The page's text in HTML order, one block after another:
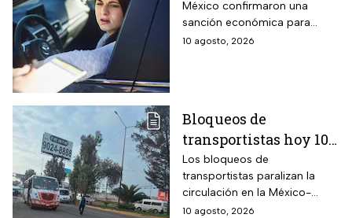
conductores que
realicen esta
peligrosa maniobra en
México confirmaron una
sanción económica para
quienes ponen en riesgo a
10 agosto, 2026
Bloqueos de
transportistas hoy 10
de agosto; tramos de
carreteras que están
cerrados
Los bloqueos de
transportistas paralizan la
circulación en la México-
Puebla hoy lunes
10 agosto, 2026